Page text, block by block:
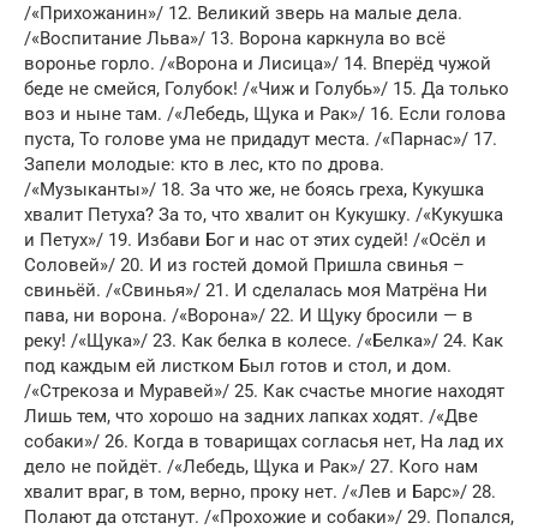
/«Прихожанин»/ 12. Великий зверь на малые дела.
/«Воспитание Льва»/ 13. Ворона каркнула во всё
воронье горло. /«Ворона и Лисица»/ 14. Вперёд чужой
беде не смейся, Голубок! /«Чиж и Голубь»/ 15. Да только
воз и ныне там. /«Лебедь, Щука и Рак»/ 16. Если голова
пуста, То голове ума не придадут места. /«Парнас»/ 17.
Запели молодые: кто в лес, кто по дрова.
/«Музыканты»/ 18. За что же, не боясь греха, Кукушка
хвалит Петуха? За то, что хвалит он Кукушку. /«Кукушка
и Петух»/ 19. Избави Бог и нас от этих судей! /«Осёл и
Соловей»/ 20. И из гостей домой Пришла свинья –
свиньёй. /«Свинья»/ 21. И сделалась моя Матрёна Ни
пава, ни ворона. /«Ворона»/ 22. И Щуку бросили — в
реку! /«Щука»/ 23. Как белка в колесе. /«Белка»/ 24. Как
под каждым ей листком Был готов и стол, и дом.
/«Стрекоза и Муравей»/ 25. Как счастье многие находят
Лишь тем, что хорошо на задних лапках ходят. /«Две
собаки»/ 26. Когда в товарищах согласья нет, На лад их
дело не пойдёт. /«Лебедь, Щука и Рак»/ 27. Кого нам
хвалит враг, в том, верно, проку нет. /«Лев и Барс»/ 28.
Полают да отстанут. /«Прохожие и собаки»/ 29. Попался,